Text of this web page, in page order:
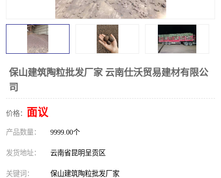
保山建筑陶粒批发厂家 云南仕沃贸易建材有限公
司
价格： 面议
产品数量： 9999.00个
发货地址： 云南省昆明呈贡区
关键词： 保山建筑陶粒批发厂家